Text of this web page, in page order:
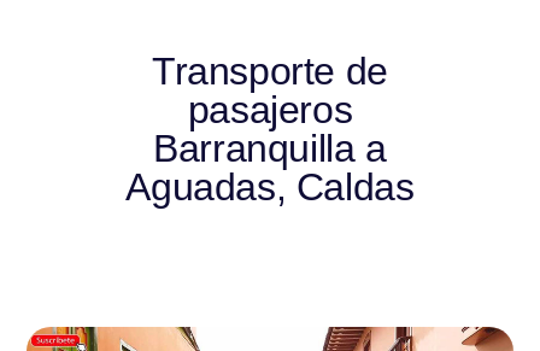
Transporte de
pasajeros
Barranquilla a
Aguadas, Caldas